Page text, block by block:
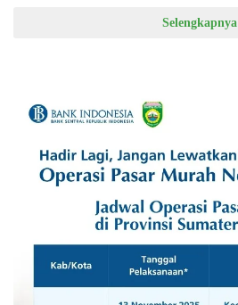
Selengkapnya